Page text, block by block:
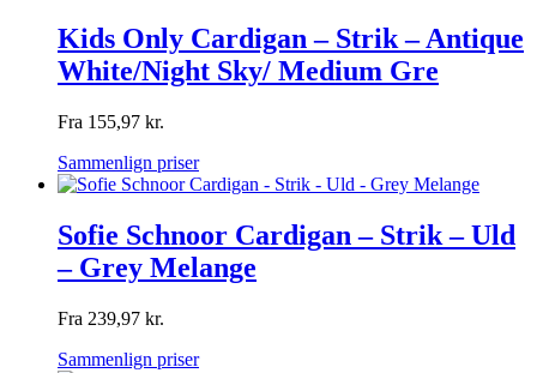
Kids Only Cardigan – Strik – Antique
White/Night Sky/ Medium Gre
Fra 155,97 kr.
Sammenlign priser
Sofie Schnoor Cardigan – Strik – Uld
– Grey Melange
Fra 239,97 kr.
Sammenlign priser